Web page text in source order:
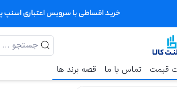
قیمت تماس با ما قصه برند ها